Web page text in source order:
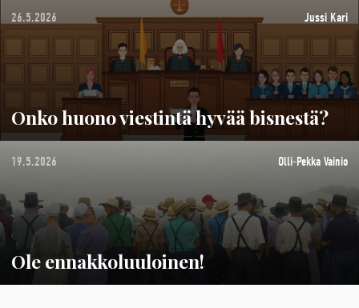
26.5.2026 Jussi Kari
Onko huono viestintä hyvää bisnestä?
19.5.2026 Olli-Pekka Vainio
Ole ennakkoluuloinen!